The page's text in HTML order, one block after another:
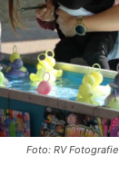
Foto: RV Fotografie